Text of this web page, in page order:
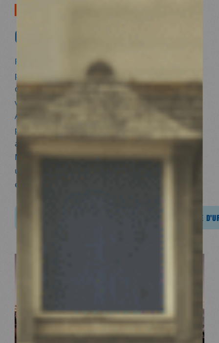
06/03/2023
Plus de 50 000 morts, des centaines de milliers de
personnes blessées, évacuées… Les séismes ont
détruit ou endommagé routes et infrastructures
vitales, notamment des établissements de soins.
Au total, 15 millions de personnes en Turquie et
près de 9 millions en Syrie ont été et sont encore
affectées.
Médecins du Monde a développé depuis un mois
une réponse d’urgence pour appuyer les secours
et proposer des soins à la population.
TURQUIE ET
TURQUIE ET SYRIE : FACE AUX SÉISMES, NOTRE RÉPONSE